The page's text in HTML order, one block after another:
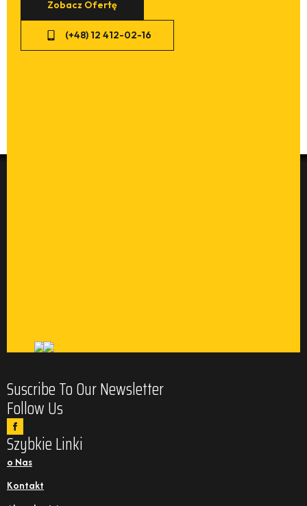
Zobacz Ofertę
(+48) 12 412-02-16
Suscribe To Our Newsletter
Follow Us
Szybkie Linki
o Nas
Kontakt